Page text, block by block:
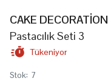
CAKE DECORATİON
Pastacılık Seti 3
Tükeniyor
Stok: 7